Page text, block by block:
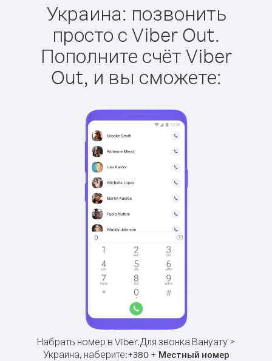
Украина: позвонить
просто с Viber Out.
Пополните счёт Viber
Out, и вы сможете:
Набрать номер в Viber.Для звонка Вануату >
Украина, наберите:+380+ Местный номер